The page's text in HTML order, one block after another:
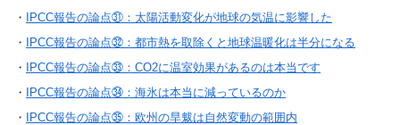
・
IPCC報告の論点㉛：太陽活動変化が地球の気温に影響した
・
IPCC報告の論点㉜：都市熱を取除くと地球温暖化は半分になる
・
IPCC報告の論点㉝：CO2に温室効果があるのは本当です
・
IPCC報告の論点㉞：海氷は本当に減っているのか
・
IPCC報告の論点㉟：欧州の旱魃は自然変動の範囲内